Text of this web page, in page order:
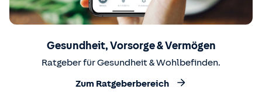
Gesundheit, Vorsorge & Vermögen
Ratgeber für Gesundheit & Wohlbefinden.
Zum Ratgeberbereich